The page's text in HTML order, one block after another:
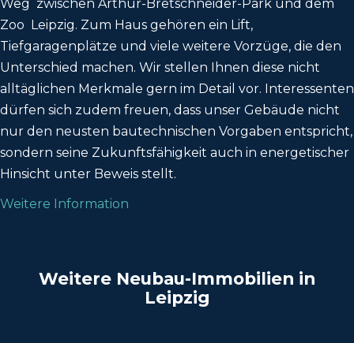
Weg zwischen Arthur-Bretschneider-Park und dem
Zoo Leipzig. Zum Haus gehören ein Lift,
Tiefgaragenplätze und viele weitere Vorzüge, die den
Unterschied machen. Wir stellen Ihnen diese nicht
alltäglichen Merkmale gern im Detail vor. Interessenten
dürfen sich zudem freuen, dass unser Gebäude nicht
nur den neusten bautechnischen Vorgaben entspricht,
sondern seine Zukunftsfähigkeit auch in energetischer
Hinsicht unter Beweis stellt.
Weitere Information
Weitere Neubau-Immobilien in
Leipzig